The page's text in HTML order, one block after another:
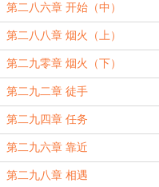
第二八六章 开始（中）
第二八八章 烟火（上）
第二九零章 烟火（下）
第二九二章 徒手
第二九四章 任务
第二九六章 靠近
第二九八章 相遇